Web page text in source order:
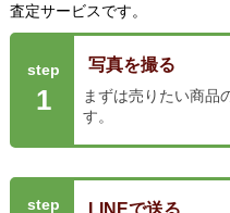
査定サービスです。
step
1
写真を撮る
まずは売りたい商品
す。
step LINEで送る